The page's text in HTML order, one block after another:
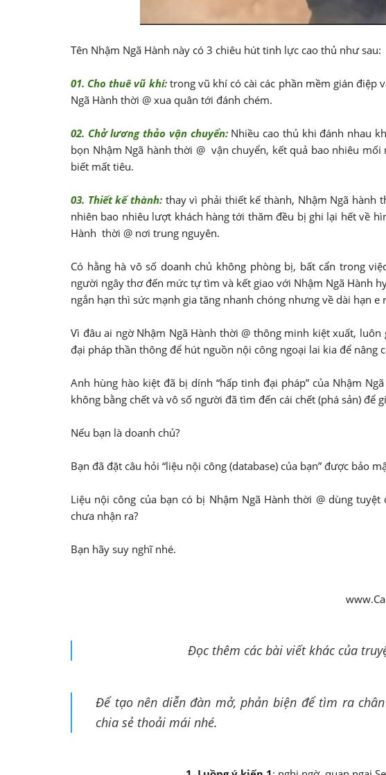
Tên Nhậm Ngã Hành này có 3 chiêu hút tinh lực cao thủ như sau:
01. Cho thuê vũ khí: trong vũ khí có cài các phần mềm gián điệp
Ngã Hành thời @ xua quân tới đánh chém.
02. Chở lương thảo vận chuyển:Nhiều cao thủ khi đánh nhau
bọn Nhậm Ngã hành thời @ vận chuyển, kết quả bao nhiêu
biết mất tiêu.
03. Thiết kế thành: thay vì phải thiết kế thành, Nhậm Ngã hành
nhiên bao nhiêu lượt khách hàng tới thăm đều bị ghi lại hết về
Hành thời @ nơi trung nguyên.
Có hằng hà vô số doanh chủ không phòng bị, bất cẩn trong
người ngây thơ đến mức tự tìm và kết giao với Nhậm Ngã Hành
ngắn hạn thì sức mạnh gia tăng nhanh chóng nhưng về dài hạn
Vì đâu ai ngờ Nhậm Ngã Hành thời @ thông minh kiệt xuất,
đại pháp thần thông để hút nguồn nội công ngoại lai kia để nâng
Anh hùng hào kiệt đã bị dính “hấp tinh đại pháp” của Nhậm
không bằng chết và vô số người đã tìm đến cái chết (phá sản) để
Nếu bạn là doanh chủ?
Bạn đã đặt câu hỏi “liệu nội công (database) của bạn” được bảo
Liệu nội công của bạn có bị Nhậm Ngã Hành thời @ dùng
chưa nhận ra?
Bạn hãy suy nghĩ nhé.
Đọc thêm các bài viết khác của
Để tạo nên diễn đàn mở, phản biện để tìm ra
chia sẻ thoải mái nhé.